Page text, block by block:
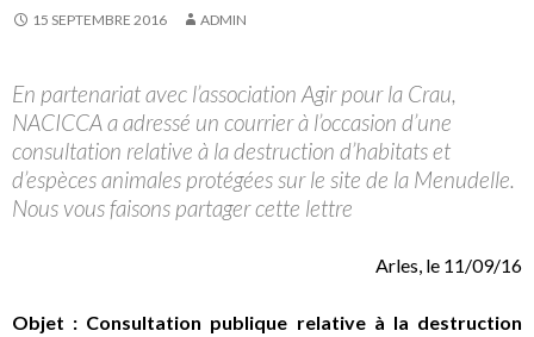
15 SEPTEMBRE 2016 ADMIN
En partenariat avec l’association Agir pour la Crau,
NACICCA a adressé un courrier à l’occasion d’une
consultation relative à la destruction d’habitats et
d’espèces animales protégées sur le site de la Menudelle.
Nous vous faisons partager cette lettre
Arles, le 11/09/16
Objet : Consultation publique relative à la destruction